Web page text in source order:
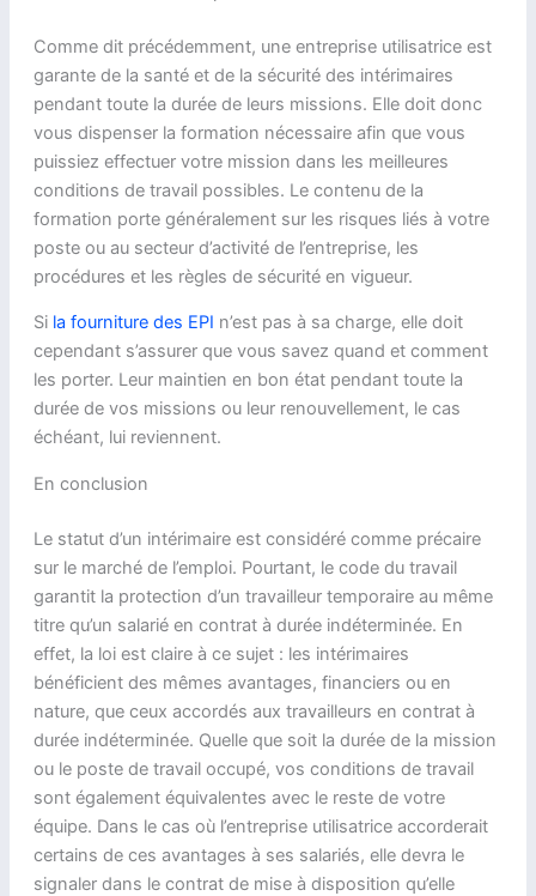
Comme dit précédemment, une entreprise utilisatrice est
garante de la santé et de la sécurité des intérimaires
pendant toute la durée de leurs missions. Elle doit donc
vous dispenser la formation nécessaire afin que vous
puissiez effectuer votre mission dans les meilleures
conditions de travail possibles. Le contenu de la
formation porte généralement sur les risques liés à votre
poste ou au secteur d’activité de l’entreprise, les
procédures et les règles de sécurité en vigueur.
Si la fourniture des EPI n’est pas à sa charge, elle doit
cependant s’assurer que vous savez quand et comment
les porter. Leur maintien en bon état pendant toute la
durée de vos missions ou leur renouvellement, le cas
échéant, lui reviennent.
En conclusion
Le statut d’un intérimaire est considéré comme précaire
sur le marché de l’emploi. Pourtant, le code du travail
garantit la protection d’un travailleur temporaire au même
titre qu’un salarié en contrat à durée indéterminée. En
effet, la loi est claire à ce sujet : les intérimaires
bénéficient des mêmes avantages, financiers ou en
nature, que ceux accordés aux travailleurs en contrat à
durée indéterminée. Quelle que soit la durée de la mission
ou le poste de travail occupé, vos conditions de travail
sont également équivalentes avec le reste de votre
équipe. Dans le cas où l’entreprise utilisatrice accorderait
certains de ces avantages à ses salariés, elle devra le
signaler dans le contrat de mise à disposition qu’elle